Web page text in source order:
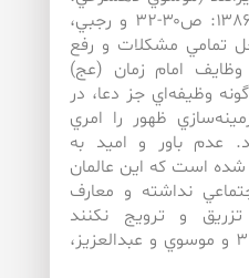
۱۳۸۴: ص۲۳۲؛ آل سيدغفور، ۱۳۸۶: ص۳۰-۳۲ و رجبي،
كه حل تمامي مشكلات و رفع
امام زمان (عج)
وظيفه‌اي جز دعا، در
ظهور را امري
عدم باور و اميد به
است كه اين عالمان
نداشته و معارف
و ترويج نكنند
(بني‌‌هاشمي، ۱۳۸۴: ص۳۷۵-۳۷۶ و موسوي و عبدالعزيز،